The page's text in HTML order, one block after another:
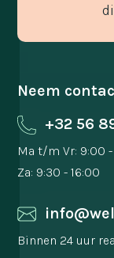
Neem
+32 56
Ma t/m Vr: 9:00 -
Za: 9:30 - 16:00
Binnen 24 uur